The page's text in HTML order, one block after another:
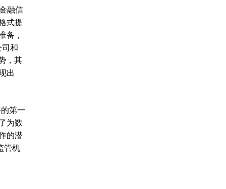
融信
式提
备，
和
，其
出
第一
为数
的潜
管机